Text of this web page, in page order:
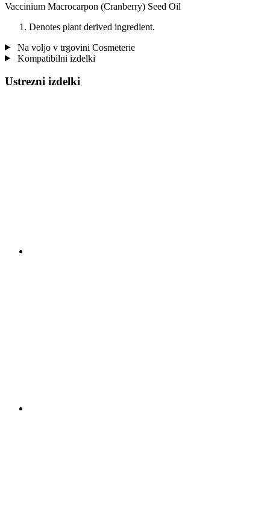
Vaccinium Macrocarpon (Cranberry) Seed Oil
Denotes plant derived ingredient.
Na voljo v trgovini Cosmeterie
Kompatibilni izdelki
Ustrezni izdelki